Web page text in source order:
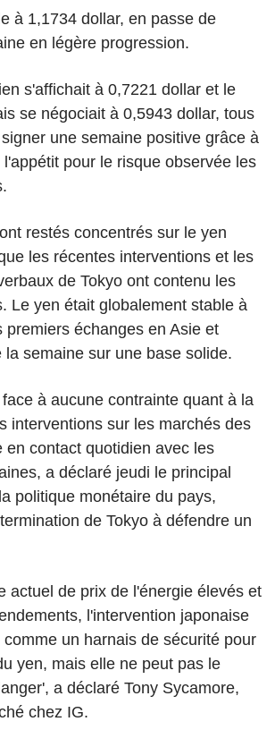
à 1,1734 dollar, en passe de
en légère progression.
s'affichait à 0,7221 dollar et le
se négociait à 0,5943 dollar, tous
une semaine positive grâce à
pour le risque observée les
restés concentrés sur le yen
les récentes interventions et les
de Tokyo ont contenu les
Le yen était globalement stable à
premiers échanges en Asie et
la semaine sur une base solide.
à aucune contrainte quant à la
interventions sur les marchés des
en contact quotidien avec les
a déclaré jeudi le principal
politique monétaire du pays,
de Tokyo à défendre un
actuel de prix de l'énergie élevés et
l'intervention japonaise
un harnais de sécurité pour
yen, mais elle ne peut pas le
a déclaré Tony Sycamore,
chez IG.